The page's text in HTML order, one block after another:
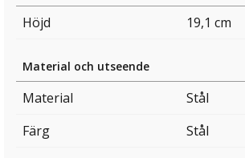
Höjd 19,1 cm
Material och utseende
Material
Stål
Färg
Stål